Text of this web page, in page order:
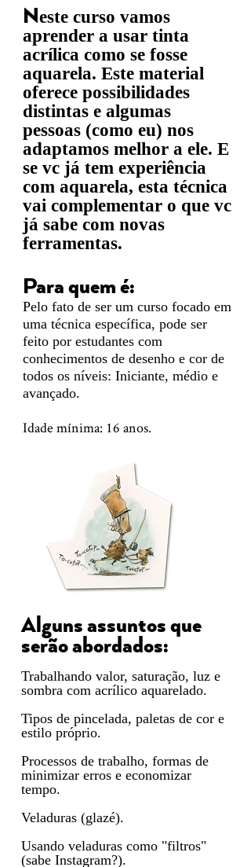
Neste curso vamos
aprender a usar tinta
acrílica como se fosse
aquarela. Este material
oferece possibilidades
distintas e algumas
pessoas (como eu) nos
adaptamos melhor a ele. E
se vc já tem experiência
com aquarela, esta técnica
vai complementar o que vc
já sabe com novas
ferramentas.
Para quem é:
Pelo fato de ser um curso focado em
uma técnica específica, pode ser
feito por estudantes com
conhecimentos de desenho e cor de
todos os níveis: Iniciante, médio e
avançado.
Idade mínima: 16 anos.
Alguns assuntos que
serão abordados:
Trabalhando valor, saturação, luz e
sombra com acrílico aquarelado.
Tipos de pincelada, paletas de cor e
estilo próprio.
Processos de trabalho, formas de
minimizar erros e economizar
tempo.
Veladuras (glazé).
Usando veladuras como "filtros"
(sabe Instagram?).